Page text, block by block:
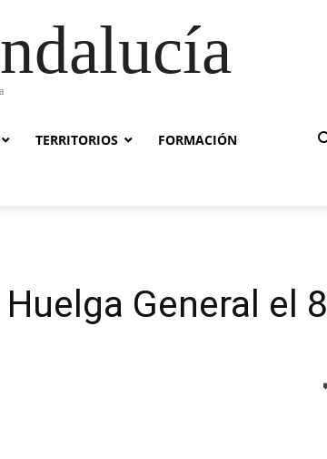
TERRITORIOS FORMACIÓN
General el 8